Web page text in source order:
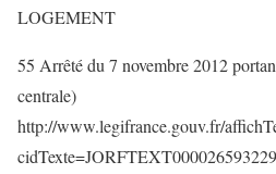
LOGEMENT
55 Arrêté du 7 novembre 2012
centrale)
http://www.legifrance.gouv.fr/